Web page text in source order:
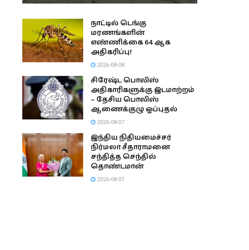
நாட்டில் டெங்கு
மரணங்களின்
எண்ணிக்கை 64 ஆக
அதிகரிப்பு!
2026-08-08
சிரேஷ்ட பொலிஸ்
அதிகாரிகளுக்கு இடமாற்றம்
– தேசிய பொலிஸ்
ஆணைக்குழு ஒப்புதல்
2026-08-07
இந்திய நிதியமைச்சர்
நிர்மலா சீதாராமனை
சந்தித்த செந்தில்
தொண்டமான்
2026-08-07